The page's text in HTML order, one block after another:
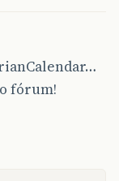
fórum!